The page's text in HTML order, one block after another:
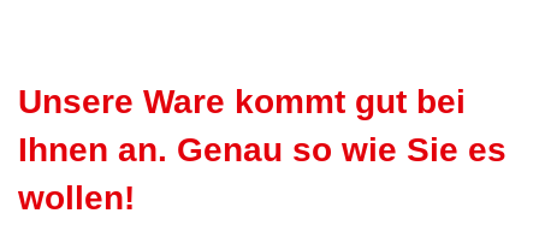
Unsere Ware kommt gut bei
Ihnen an. Genau so wie Sie es
wollen!